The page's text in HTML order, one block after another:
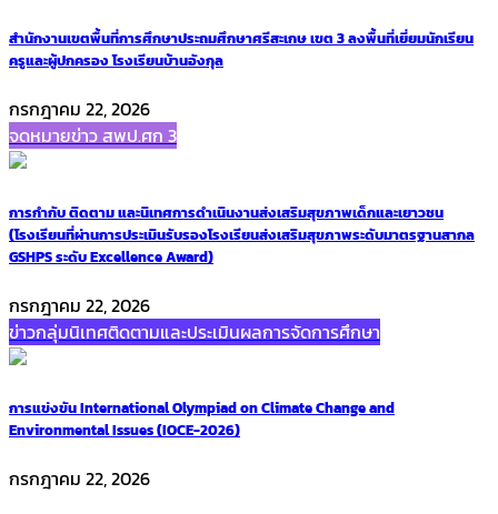
สำนักงานเขตพื้นที่การศึกษาประถมศึกษาศรีสะเกษ เขต 3 ลงพื้นที่เยี่ยมนักเรียน
ครูและผู้ปกครอง โรงเรียนบ้านอังกุล
กรกฎาคม 22, 2026
จดหมายข่าว สพป.ศก 3
การกำกับ ติดตาม และนิเทศการดำเนินงานส่งเสริมสุขภาพเด็กและเยาวชน
(โรงเรียนที่ผ่านการประเมินรับรองโรงเรียนส่งเสริมสุขภาพระดับมาตรฐานสากล
GSHPS ระดับ Excellence Award)
กรกฎาคม 22, 2026
ข่าวกลุ่มนิเทศติดตามและประเมินผลการจัดการศึกษา
การแข่งขัน International Olympiad on Climate Change and
Environmental Issues (IOCE-2026)
กรกฎาคม 22, 2026